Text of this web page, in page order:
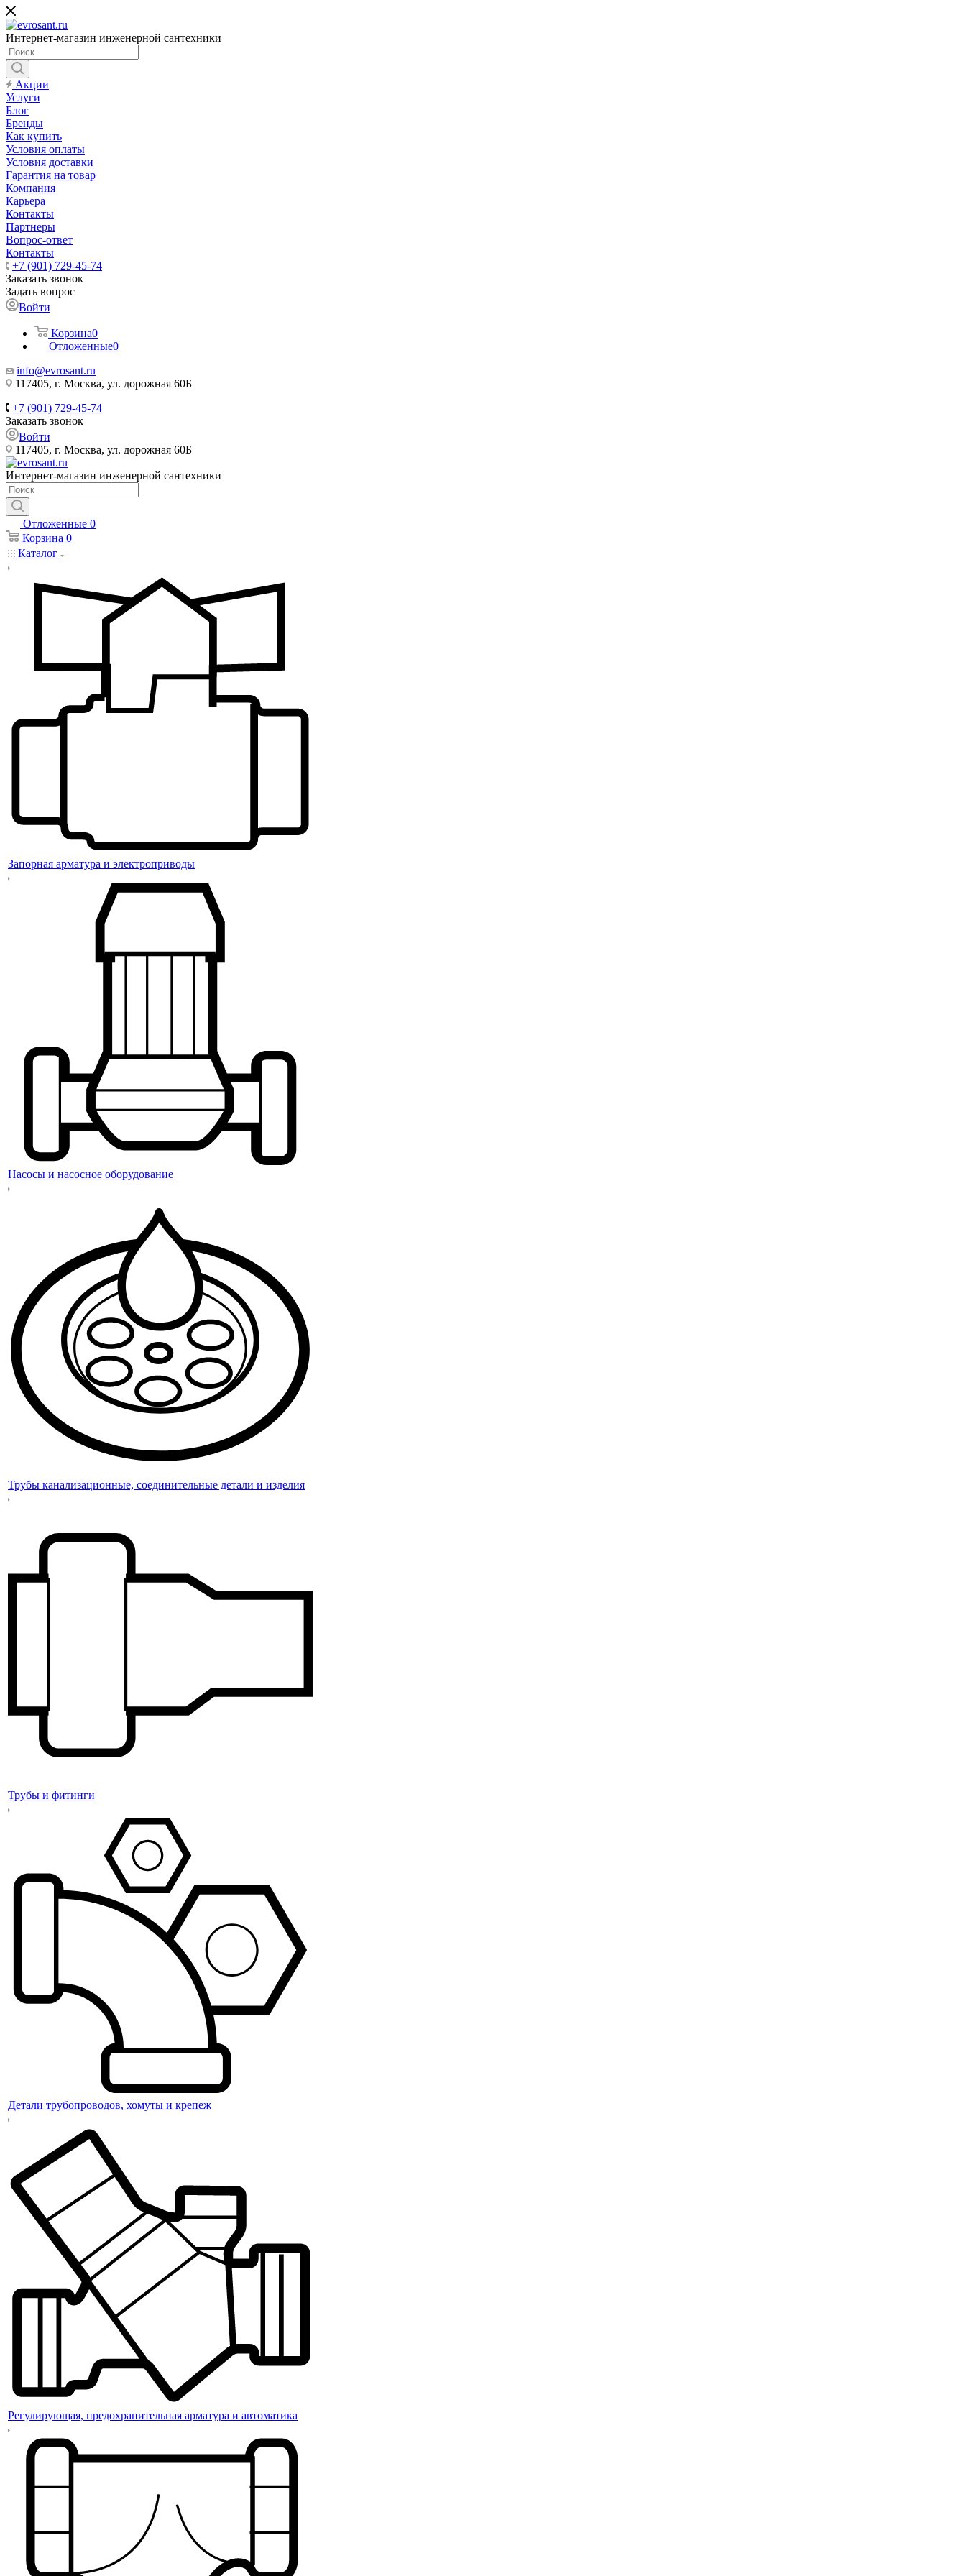
Интернет-магазин инженерной сантехники
Акции
Услуги
Блог
Бренды
Как купить
Условия оплаты
Условия доставки
Гарантия на товар
Компания
Карьера
Контакты
Партнеры
Вопрос-ответ
Контакты
+7 (901) 729-45-74
Заказать звонок
Задать вопрос
Войти
Корзина0
Отложенные0
info@evrosant.ru
117405, г. Москва, ул. дорожная 60Б
+7 (901) 729-45-74
Заказать звонок
Войти
117405, г. Москва, ул. дорожная 60Б
Интернет-магазин инженерной сантехники
Отложенные 0
Корзина 0
Каталог
Запорная арматура и электроприводы
Насосы и насосное оборудование
Трубы канализационные, соединительные детали и изделия
Трубы и фитинги
Детали трубопроводов, хомуты и крепеж
Регулирующая, предохранительная арматура и автоматика